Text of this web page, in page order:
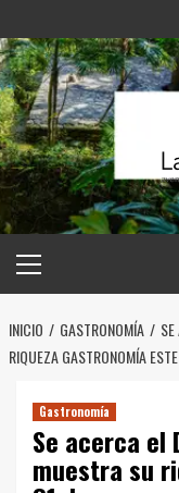
al
contenido
principal
INICIO GASTRONOMÍA
RIQUEZA GASTRONOMÍA
Gastronomía
Se acerca el
muestra su